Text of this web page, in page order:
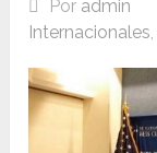
Por admin
Internacionales